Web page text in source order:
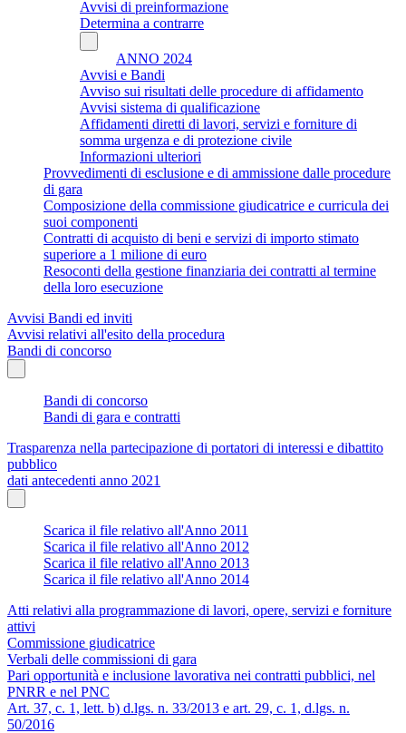
Avvisi di preinformazione
Determina a contrarre
ANNO 2024
Avvisi e Bandi
Avviso sui risultati delle procedure di affidamento
Avvisi sistema di qualificazione
Affidamenti diretti di lavori, servizi e forniture di
somma urgenza e di protezione civile
Informazioni ulteriori
Provvedimenti di esclusione e di ammissione dalle procedure
di gara
Composizione della commissione giudicatrice e curricula dei
suoi componenti
Contratti di acquisto di beni e servizi di importo stimato
superiore a 1 milione di euro
Resoconti della gestione finanziaria dei contratti al termine
della loro esecuzione
Avvisi Bandi ed inviti
Avvisi relativi all'esito della procedura
Bandi di concorso
Bandi di concorso
Bandi di gara e contratti
Trasparenza nella partecipazione di portatori di interessi e dibattito
pubblico
dati antecedenti anno 2021
Scarica il file relativo all'Anno 2011
Scarica il file relativo all'Anno 2012
Scarica il file relativo all'Anno 2013
Scarica il file relativo all'Anno 2014
Atti relativi alla programmazione di lavori, opere, servizi e forniture
attivi
Commissione giudicatrice
Verbali delle commissioni di gara
Pari opportunità e inclusione lavorativa nei contratti pubblici, nel
PNRR e nel PNC
Art. 37, c. 1, lett. b) d.lgs. n. 33/2013 e art. 29, c. 1, d.lgs. n.
50/2016